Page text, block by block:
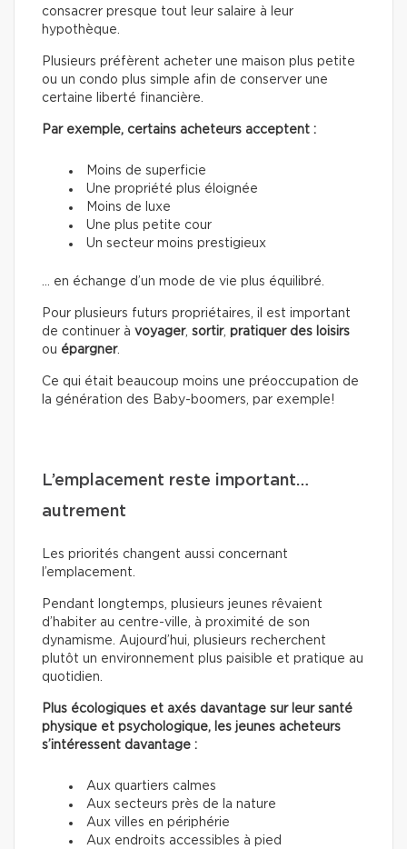
consacrer presque tout leur salaire à leur
hypothèque.
Plusieurs préfèrent acheter une maison plus petite
ou un condo plus simple afin de conserver une
certaine liberté financière.
Par exemple, certains acheteurs acceptent :
Moins de superficie
Une propriété plus éloignée
Moins de luxe
Une plus petite cour
Un secteur moins prestigieux
… en échange d’un mode de vie plus équilibré.
Pour plusieurs futurs propriétaires, il est important
de continuer à voyager, sortir, pratiquer des loisirs
ou épargner.
Ce qui était beaucoup moins une préoccupation de
la génération des Baby-boomers, par exemple!
L’emplacement reste important…
autrement
Les priorités changent aussi concernant
l’emplacement.
Pendant longtemps, plusieurs jeunes rêvaient
d’habiter au centre-ville, à proximité de son
dynamisme. Aujourd’hui, plusieurs recherchent
plutôt un environnement plus paisible et pratique au
quotidien.
Plus écologiques et axés davantage sur leur santé
physique et psychologique, les jeunes acheteurs
s’intéressent davantage :
Aux quartiers calmes
Aux secteurs près de la nature
Aux villes en périphérie
Aux endroits accessibles à pied